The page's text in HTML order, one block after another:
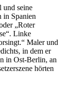
und seine
in Spanien
„Roter
Linke
Maler und
in dem er
in Ost-Berlin, an
hörten